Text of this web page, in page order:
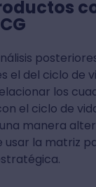
el del ciclo de
los
el ciclo de
manera
usar la matriz